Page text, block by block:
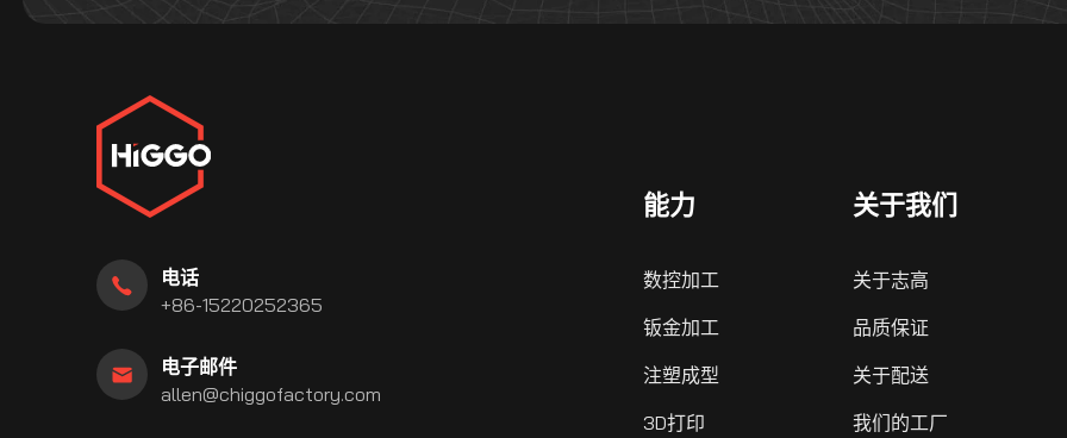
电话
+86-15220252365
电子邮件
allen@chiggofactory.com
能力
数控加工
钣金加工
注塑成型
3D打印
关于我们
关于志高
品质保证
关于配送
我们的工厂
立即订阅